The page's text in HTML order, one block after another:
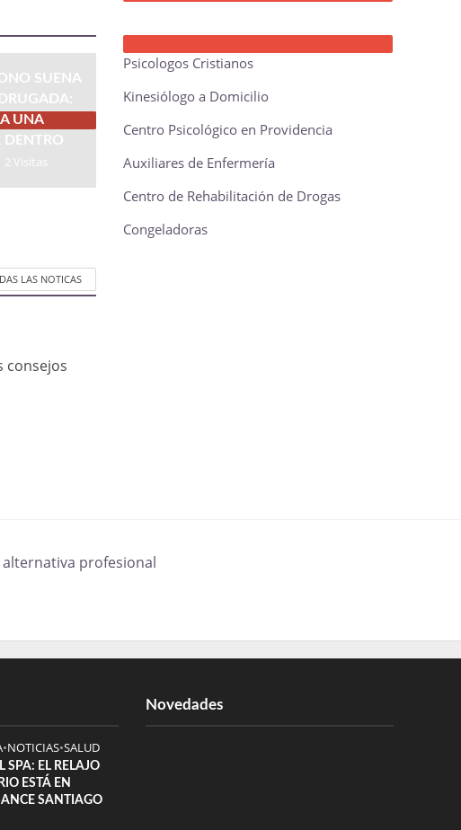
SUENA
UNA
DENTRO
2 Visitas
LAS NOTICAS
consejos
Psicologos Cristianos
Kinesiólogo a Domicilio
Centro Psicológico en Providencia
Auxiliares de Enfermería
Centro de Rehabilitación de Drogas
Congeladoras
profesional
•NOTICIAS•SALUD
SPA: EL RELAJO
ESTÁ EN
SANTIAGO
Novedades